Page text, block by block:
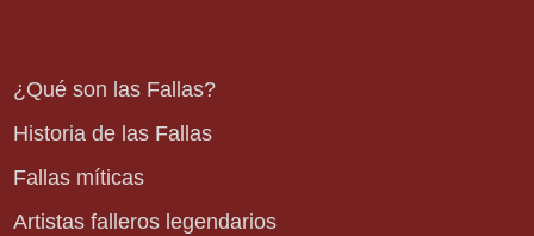
¿Qué son las Fallas?
Historia de las Fallas
Fallas míticas
Artistas falleros legendarios